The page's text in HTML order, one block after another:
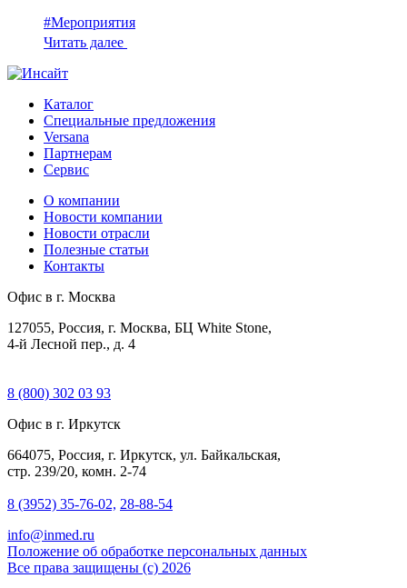
#Мероприятия
Читать далее
Каталог
Специальные предложения
Versana
Партнерам
Сервис
О компании
Новости компании
Новости отрасли
Полезные статьи
Контакты
Офис в г. Москва
127055, Россия, г. Москва, БЦ White Stone,
4-й Лесной пер., д. 4
8 (800) 302 03 93
Офис в г. Иркутск
664075, Россия, г. Иркутск, ул. Байкальская,
стр. 239/20, комн. 2-74
8 (3952) 35-76-02, 28-88-54
info@inmed.ru
Положение об обработке персональных данных
Все права защищены (с) 2026